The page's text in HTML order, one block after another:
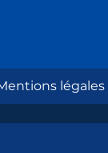
légales